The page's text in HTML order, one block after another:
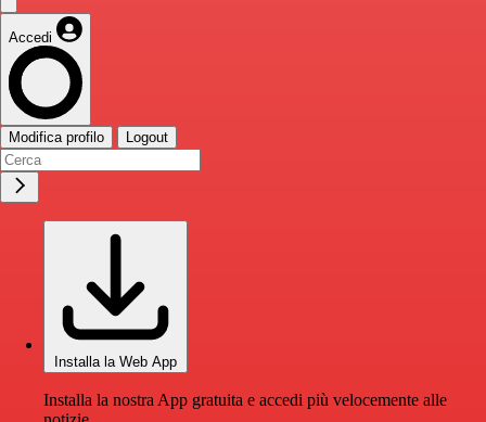
Accedi
Modifica profilo Logout
Installa la Web App
Installa la nostra App gratuita e accedi più velocemente alle